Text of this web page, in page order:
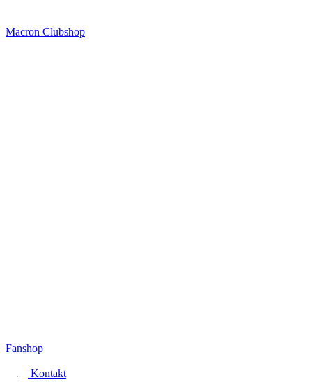
Macron Clubshop
Fanshop
Kontakt